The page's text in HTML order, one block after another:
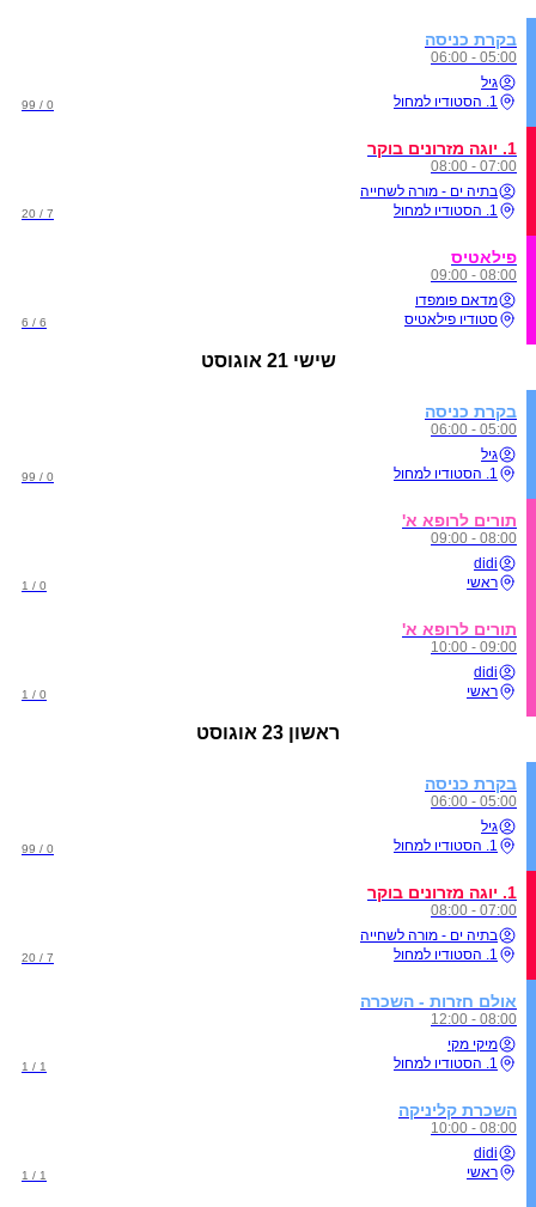
בקרת כניסה
05:00 - 06:00
גיל
1. הסטודיו למחול
0 / 99
1. יוגה מזרונים בוקר
07:00 - 08:00
בתיה ים - מורה לשחייה
1. הסטודיו למחול
7 / 20
פילאטיס
08:00 - 09:00
מדאם פומפדו
סטודיו פילאטיס
6 / 6
שישי 21 אוגוסט
בקרת כניסה
05:00 - 06:00
גיל
1. הסטודיו למחול
0 / 99
תורים לרופא א'
08:00 - 09:00
didi
ראשי
0 / 1
תורים לרופא א'
09:00 - 10:00
didi
ראשי
0 / 1
ראשון 23 אוגוסט
בקרת כניסה
05:00 - 06:00
גיל
1. הסטודיו למחול
0 / 99
1. יוגה מזרונים בוקר
07:00 - 08:00
בתיה ים - מורה לשחייה
1. הסטודיו למחול
7 / 20
אולם חזרות - השכרה
08:00 - 12:00
מיקי מקי
1. הסטודיו למחול
1 / 1
השכרת קליניקה
08:00 - 10:00
didi
ראשי
1 / 1